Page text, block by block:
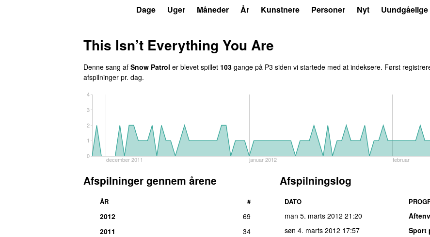
Dage Uger Måneder År Kunstnere Personer Nyt Uundgåelige
This Isn’t Everything You Are
Denne sang af Snow Patrol er blevet spillet 103 gange på P3 siden vi startede med at indeksere. Først
afspilninger pr. dag.
december 2011 januar 2012 februar
0
1
2
3
4
Afspilninger gennem årene
ÅR #
2012
69
2011
34
Afspilningslog
DATO
man 5. marts 2012 21:20
søn 4. marts 2012 17:57
Sport